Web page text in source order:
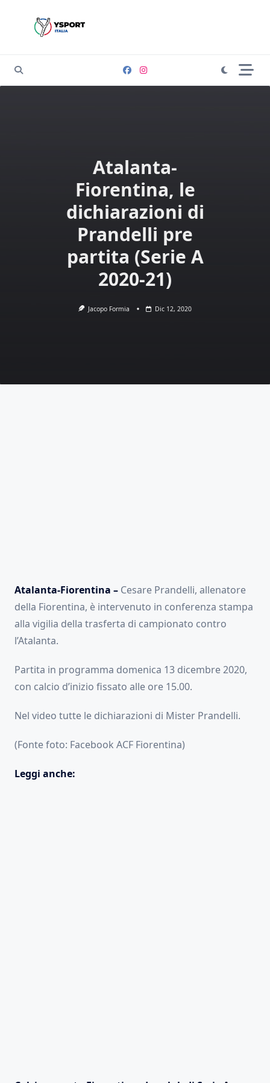
Atalanta-
Fiorentina, le
dichiarazioni di
Prandelli pre
partita (Serie A
2020-21)
Jacopo Formia Dic 12, 2020
Atalanta-Fiorentina – Cesare Prandelli, allenatore
della Fiorentina, è intervenuto in conferenza stampa
alla vigilia della trasferta di campionato contro
l’Atalanta.
Partita in programma domenica 13 dicembre 2020,
con calcio d’inizio fissato alle ore 15.00.
Nel video tutte le dichiarazioni di Mister Prandelli.
(Fonte foto: Facebook ACF Fiorentina)
Leggi anche: